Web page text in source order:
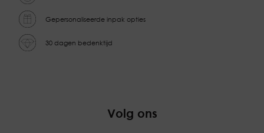
Gepersonaliseerde inpak opties
30 dagen bedenktijd
Volg ons